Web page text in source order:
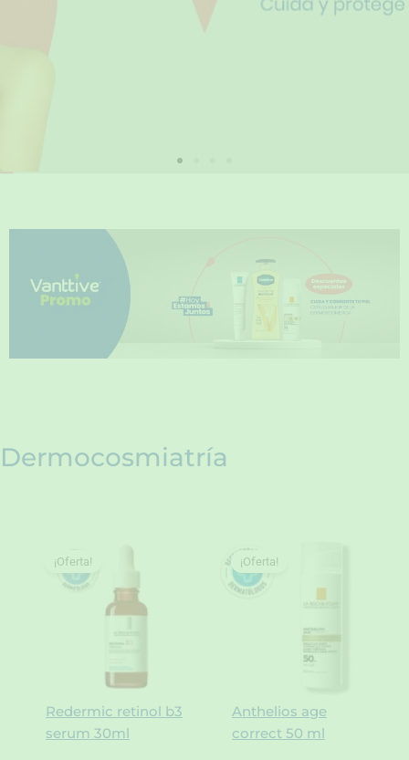
Dermocosmiatría
Redermic retinol b3
serum 30ml
¡Oferta!
Anthelios age
correct 50 ml
¡Oferta!